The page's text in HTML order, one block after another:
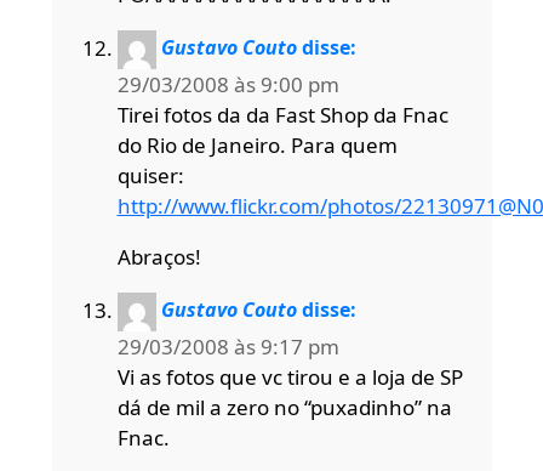
Gustavo Couto disse:
29/03/2008 às 9:00 pm
Tirei fotos da da Fast Shop da Fnac
do Rio de Janeiro. Para quem
quiser:
http://www.flickr.com/photos/
Abraços!
Gustavo Couto disse:
29/03/2008 às 9:17 pm
Vi as fotos que vc tirou e a loja de SP
dá de mil a zero no “puxadinho” na
Fnac.